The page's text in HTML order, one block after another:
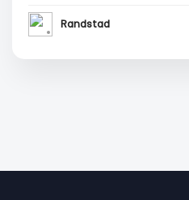
Randstad